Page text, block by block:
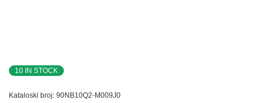
10 IN STOCK
Kataloski broj: 90NB10Q2-M009J0